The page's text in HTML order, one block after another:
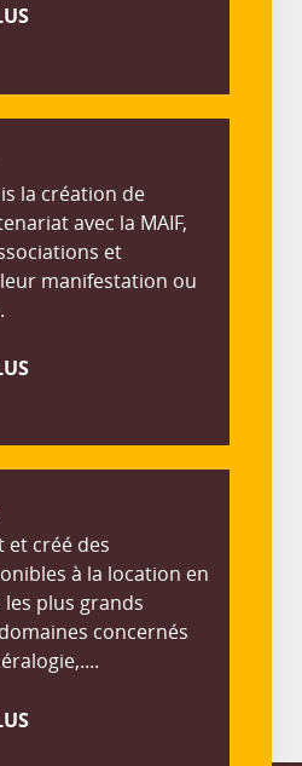
la création de
avec la MAIF,
et
manifestation ou
et créé des
à la location en
plus grands
concernés